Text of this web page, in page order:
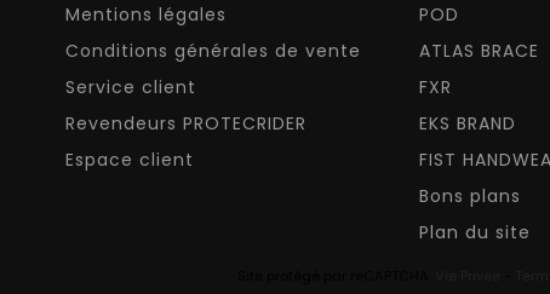
Mentions légales
Conditions générales de vente
Service client
Revendeurs PROTECRIDER
Espace client
POD
ATLAS BRACE
FXR
EKS BRAND
FIST
Bons plans
Plan du site